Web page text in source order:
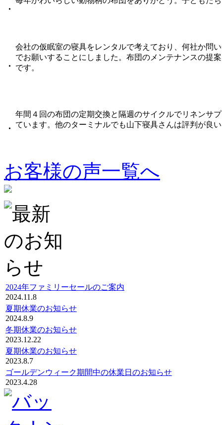
・
・
会社の仮眠室の寝具をレンタルで考えており、何社か問
でお願いすることにしました。布団のメンテナンスの提
です。
・
年間４回の布団の定期交換と隔週のサイクルでリネンサ
ています。他のターミナルでも山下寝具さんは評判が良
お客様の声一覧へ
2024年ファミリーセールのご案内
2024.11.8
夏期休業のお知らせ
2024.8.9
冬期休業のお知らせ
2023.12.22
夏期休業のお知らせ
2023.8.7
ゴールデンウィーク期間中の休業日のお知らせ
2023.4.28